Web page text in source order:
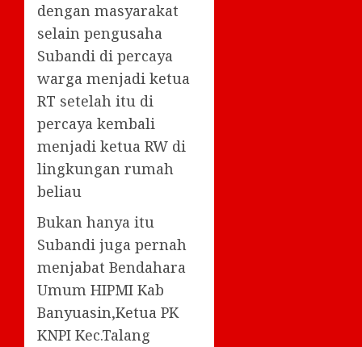
dengan masyarakat
selain pengusaha
Subandi di percaya
warga menjadi ketua
RT setelah itu di
percaya kembali
menjadi ketua RW di
lingkungan rumah
beliau
Bukan hanya itu
Subandi juga pernah
menjabat Bendahara
Umum HIPMI Kab
Banyuasin,Ketua PK
KNPI Kec.Talang